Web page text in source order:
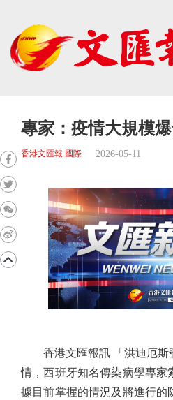
專家：疫情大規模
香港文匯報 國際 2026-05-11
香港文匯報訊 「洪迪厄斯
情，西班牙知名傳染病學專家
據目前掌握的情況及將進行的